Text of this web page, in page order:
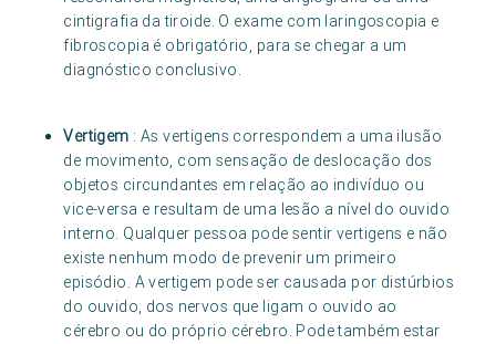
cintigrafia da tiroide. O exame com laringoscopia e
fibroscopia é obrigatório, para se chegar a um
diagnóstico conclusivo.
Vertigem : As vertigens correspondem a uma ilusão
de movimento, com sensação de deslocação dos
objetos circundantes em relação ao indivíduo ou
vice-versa e resultam de uma lesão a nível do ouvido
interno. Qualquer pessoa pode sentir vertigens e não
existe nenhum modo de prevenir um primeiro
episódio. A vertigem pode ser causada por distúrbios
do ouvido, dos nervos que ligam o ouvido ao
cérebro ou do próprio cérebro. Pode também estar